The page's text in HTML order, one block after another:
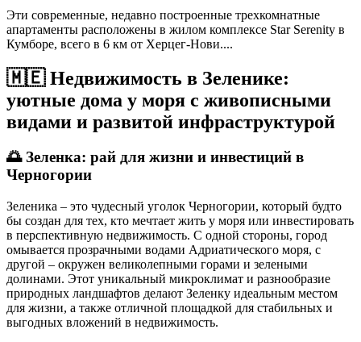
Эти современные, недавно построенные трехкомнатные
апартаменты расположены в жилом комплексе Star Serenity в
Кумборе, всего в 6 км от Херцег-Нови....
🇲🇪 Недвижимость в Зеленике:
уютные дома у моря с живописными
видами и развитой инфраструктурой
🌅Зеленка: рай для жизни и инвестиций в
Черногории
Зеленика – это чудесный уголок Черногории, который будто
бы создан для тех, кто мечтает жить у моря или инвестировать
в перспективную недвижимость. С одной стороны, город
омывается прозрачными водами Адриатического моря, с
другой – окружен великолепными горами и зелеными
долинами. Этот уникальный микроклимат и разнообразие
природных ландшафтов делают Зеленку идеальным местом
для жизни, а также отличной площадкой для стабильных и
выгодных вложений в недвижимость.